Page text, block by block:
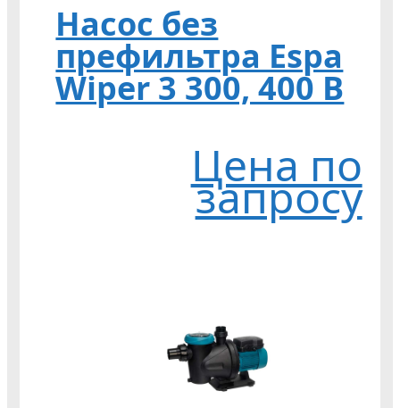
Насос без
префильтра Espa
Wiper 3 300, 400 В
Цена по
запросу